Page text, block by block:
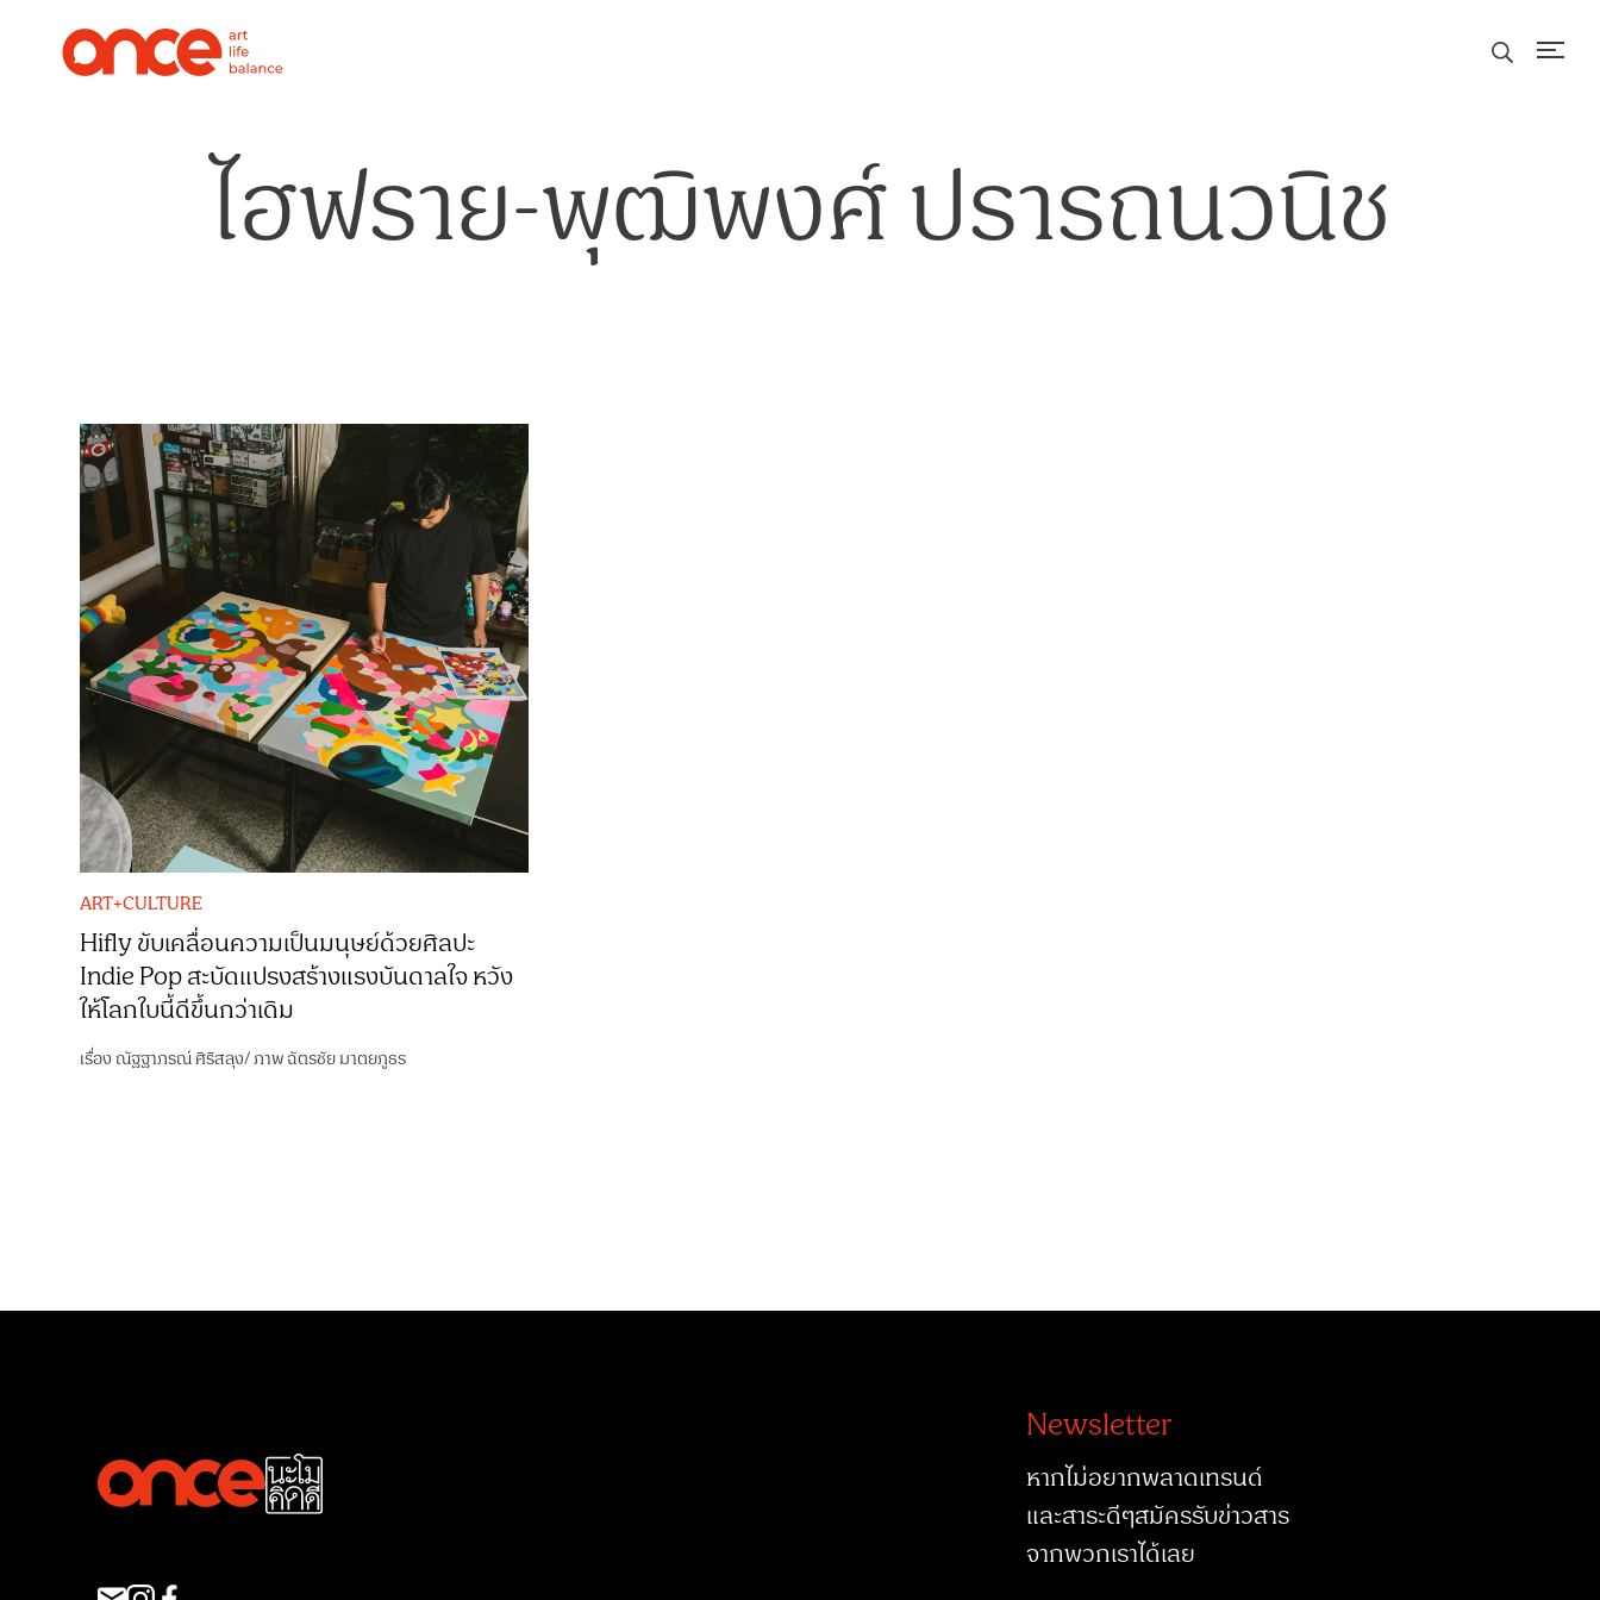
ไฮฟราย-พุฒิพงศ์ ปรารถนวนิช
ART+CULTURE
Hifly ขับเคลื่อนความเป็นมนุษย์ด้วยศิลปะ
Indie Pop สะบัดแปรงสร้างแรงบันดาลใจ หวัง
ให้โลกใบนี้ดีขึ้นกว่าเดิม
เรื่องณัฐฐาภรณ์ ศิริสลุง/ภาพฉัตรชัย มาตยภูธร
Newsletter
หากไม่อยากพลาดเทรนด์
และสาระดีๆสมัครรับข่าวสาร
จากพวกเราได้เลย